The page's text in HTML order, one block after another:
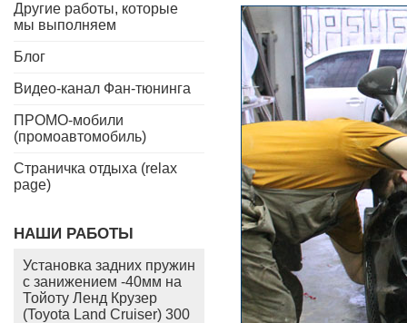
Другие работы, которые
мы выполняем
Блог
Видео-канал Фан-тюнинга
ПРОМО-мобили
(промоавтомобиль)
Страничка отдыха (relax
page)
НАШИ РАБОТЫ
Установка задних пружин
с занижением -40мм на
Тойоту Ленд Крузер
(Toyota Land Cruiser) 300